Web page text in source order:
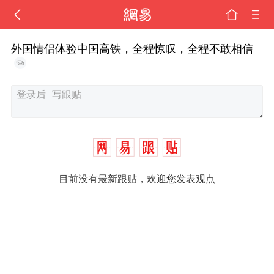
外国情侣体验中国高铁，全程惊叹，全程不敢相信
目前没有最新跟贴，欢迎您发表观点